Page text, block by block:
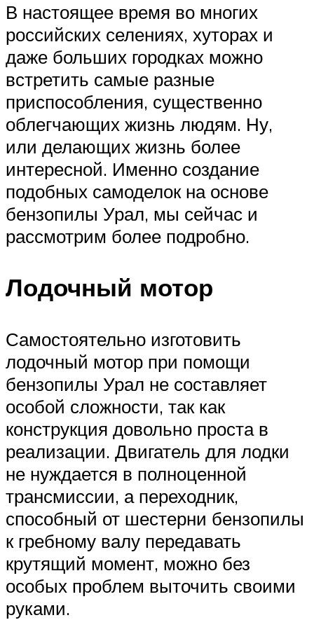
В настоящее время во многих
российских селениях, хуторах и
даже больших городках можно
встретить самые разные
приспособления, существенно
облегчающих жизнь людям. Ну,
или делающих жизнь более
интересной. Именно создание
подобных самоделок на основе
бензопилы Урал, мы сейчас и
рассмотрим более подробно.
Лодочный мотор
Самостоятельно изготовить
лодочный мотор при помощи
бензопилы Урал не составляет
особой сложности, так как
конструкция довольно проста в
реализации. Двигатель для лодки
не нуждается в полноценной
трансмиссии, а переходник,
способный от шестерни бензопилы
к гребному валу передавать
крутящий момент, можно без
особых проблем выточить своими
руками.